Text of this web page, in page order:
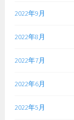
2022年9月
2022年8月
2022年7月
2022年6月
2022年5月